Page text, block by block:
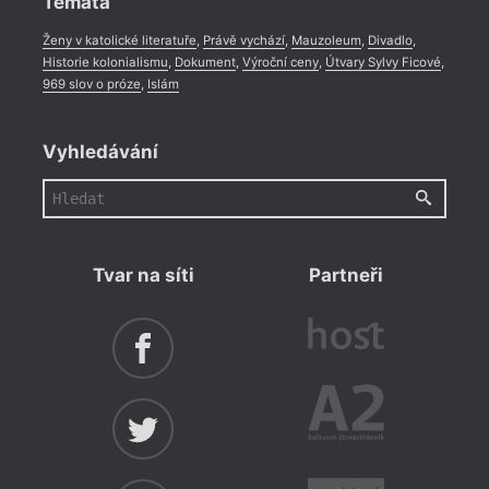
Ženy v katolické literatuře, Právě vychází, Mauzoleum, Divadlo,
Historie kolonialismu, Dokument, Výroční ceny, Útvary Sylvy Ficové,
969 slov o próze, Islám
Vyhledávání
Tvar na síti Partneři